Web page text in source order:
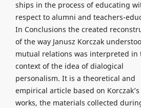
ships in the process of educating
respect to alumni and teachers-
In Conclusions the created
of the way Janusz Korczak
mutual relations was interpreted in
context of the idea of dialogical
personalism. It is a theoretical and
empirical article based on Korczak’s
works, the materials collected